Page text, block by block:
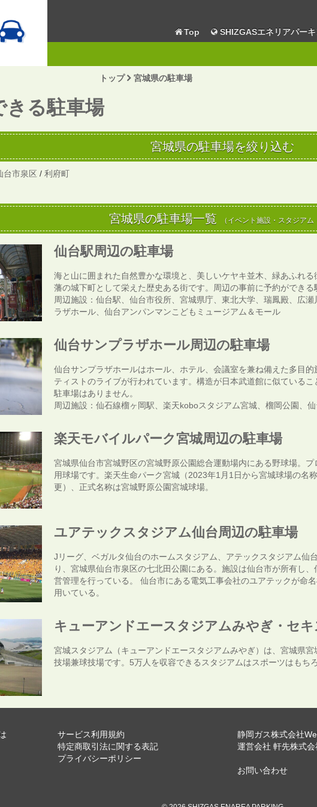
Top SHIZGASエネリアパー
トップ 宮城県の駐車場
きる駐車場
宮城県の駐車場を絞り込む
台市泉区 / 利府町
宮城県の駐車場一覧 （イベント施設・スタジアム
仙台駅周辺の駐車場
海と山に囲まれた自然豊かな環境と、美しいケヤキ並木、緑あふれ
藩の城下町として栄えた歴史ある街です。周辺の事前に予約ができる
周辺施設：仙台駅、仙台市役所、宮城県庁、東北大学、瑞鳳殿、広
ラザホール、仙台アンパンマンこどもミュージアム＆モール
仙台サンプラザホール周辺の駐車場
仙台サンプラザホールはホール、ホテル、会議室を兼ね備えた多目
ティストのライブが行われています。構造が日本武道館に似ている
駐車場はありません。
周辺施設：仙石線榴ヶ岡駅、楽天koboスタジアム宮城、榴岡公園、
楽天モバイルパーク宮城周辺の駐車場
宮城県仙台市宮城野区の宮城野原公園総合運動場内にある野球場。
用球場です。楽天生命パーク宮城（2023年1月1日から宮城球場の
更）、正式名称は宮城野原公園宮城球場。
ユアテックスタジアム仙台周辺の駐車場
Jリーグ、ベガルタ仙台のホームスタジアム、アテックスタジアム
り、宮城県仙台市泉区の七北田公園にある。施設は仙台市が所有し
営管理を行っている。 仙台市にある電気工事会社のユアテックが命
用いている。
キューアンドエースタジアムみやぎ・セ
宮城スタジアム（キューアンドエースタジアムみやぎ）は、宮城県
技場兼球技場です。5万人を収容できるスタジアムはスポーツはもち
サービス利用規約
特定商取引法に関する表記
プライバシーポリシー
静岡ガス株式会社
運営会社 軒先株式会
お問い合わせ